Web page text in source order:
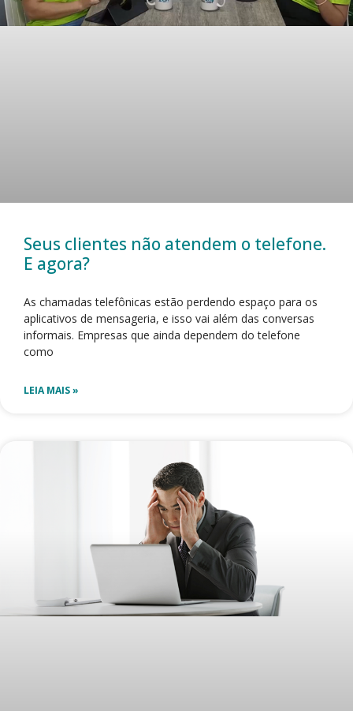
Seus clientes não atendem o telefone.
E agora?
As chamadas telefônicas estão perdendo espaço para os
aplicativos de mensageria, e isso vai além das conversas
informais. Empresas que ainda dependem do telefone
como
LEIA MAIS »